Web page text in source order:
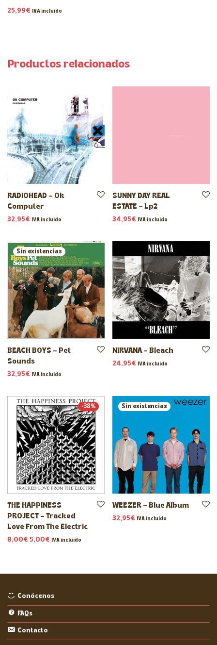
25,99€ IVA incluido
Productos relacionados
RADIOHEAD – Ok
Computer
32,95€ IVA incluido
SUNNY DAY REAL
ESTATE – Lp2
34,95€ IVA incluido
BEACH BOYS – Pet
Sounds
32,95€ IVA incluido
NIRVANA – Bleach
24,95€ IVA incluido
-38%
THE HAPPINESS
PROJECT – Tracked
Love From The Electric
8,00€ El precio original era: 8,00€.
5,00€ El precio actual es: 5,00€.
IVA incluido
WEEZER – Blue Album
32,95€ IVA incluido
Conócenos
FAQs
Contacto